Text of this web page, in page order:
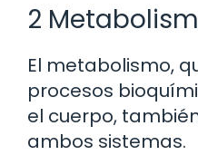
2
El metabolismo,
procesos
el cuerpo,
ambos sistemas.